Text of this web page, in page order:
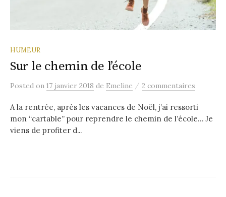
HUMEUR
Sur le chemin de l’école
Posted on 17 janvier 2018 de Emeline / 2 commentaires
A la rentrée, après les vacances de Noël, j’ai ressorti
mon “cartable” pour reprendre le chemin de l’école… Je
viens de profiter d...